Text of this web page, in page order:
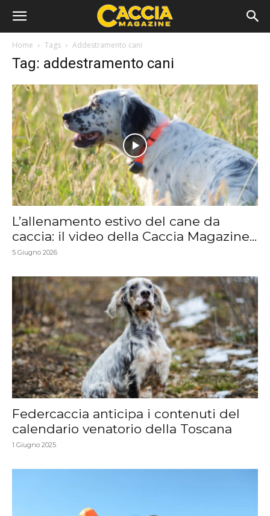
Home Tags Addestramento cani
Tag: addestramento cani
L’allenamento estivo del cane da
caccia: il video della Caccia Magazine...
5 Giugno 2026
Federcaccia anticipa i contenuti del
calendario venatorio della Toscana
1 Giugno 2025